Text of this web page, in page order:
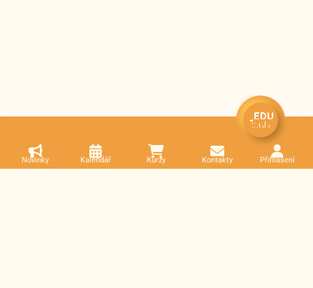
Novinky Kalendář Kurzy Kontakty Přihlášení